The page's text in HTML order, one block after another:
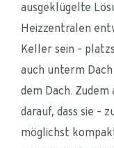
ausgeklügelte
Heizzentralen
Keller sein –
auch unterm
dem Dach.
darauf, dass sie –
möglichst